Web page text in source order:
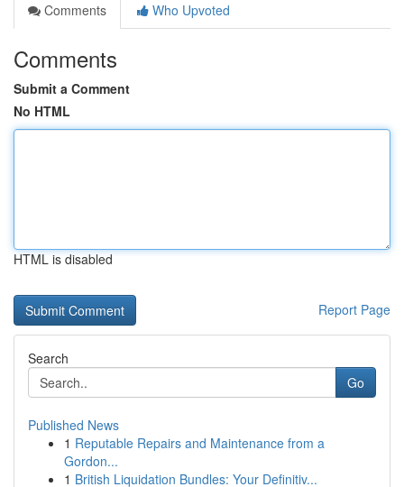
Comments
Who Upvoted
Comments
Submit a Comment
No HTML
HTML is disabled
Report Page
Search
Go
Published News
1 Reputable Repairs and Maintenance from a
Gordon...
1 British Liquidation Bundles: Your Definitiv...